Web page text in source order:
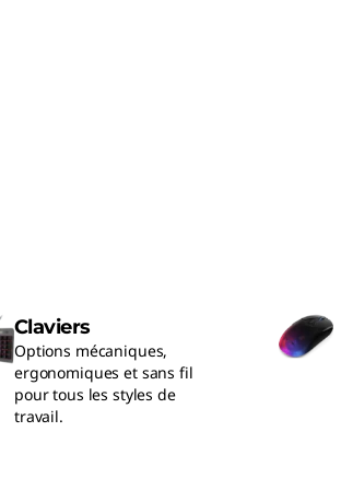
Claviers
Options mécaniques,
ergonomiques et sans fil
pour tous les styles de
travail.